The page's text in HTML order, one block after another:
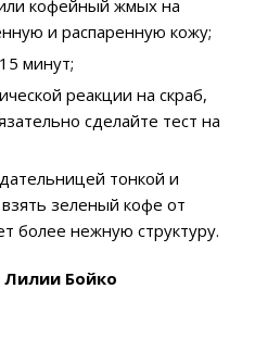
кофейный жмых на
и распаренную кожу;
минут;
реакции на скраб,
сделайте тест на
тонкой и
зеленый кофе от
более нежную структуру.
Лилии Бойко